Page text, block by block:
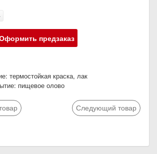
предзаказ
термостойкая краска, лак
пищевое олово
Следующий товар